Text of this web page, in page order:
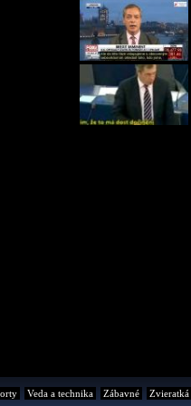
Veda a technika Zábavné Zvieratká